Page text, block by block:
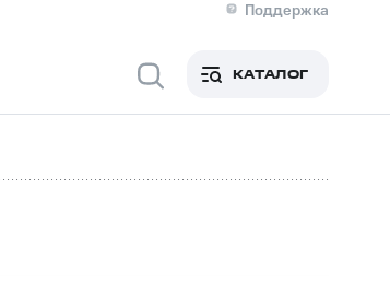
Поддержка
Медиа-центр
в регионе
Рынок акций
КАТАЛОГ